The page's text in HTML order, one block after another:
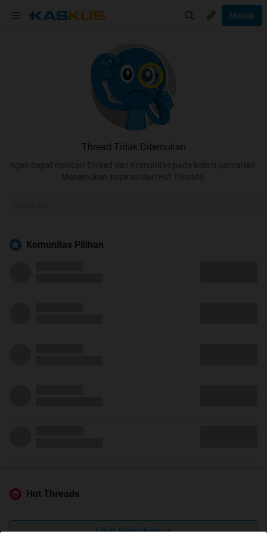
Masuk
Thread Tidak Ditemukan
Agan dapat mencari Thread dan Komunitas pada kolom pencarian.
Menemukan inspirasi dari Hot Threads.
Komunitas Pilihan
Hot Threads
Lihat Selengkapnya